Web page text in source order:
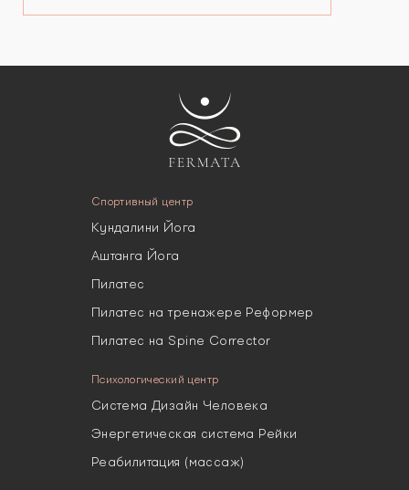
Спортивный центр
Кундалини Йога
Аштанга Йога
Пилатес
Пилатес на тренажере Реформер
Пилатес на Spine Corrector
Психологический центр
Система Дизайн Человека
Энергетическая система Рейки
Реабилитация (массаж)